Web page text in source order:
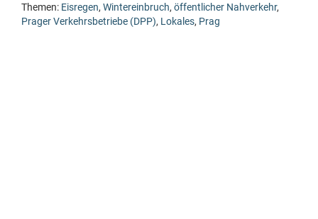
Themen: Eisregen, Wintereinbruch, öffentlicher Nahverkehr,
Prager Verkehrsbetriebe (DPP), Lokales, Prag